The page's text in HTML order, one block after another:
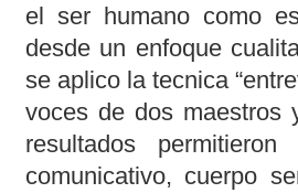
el ser humano como
desde un enfoque
se aplico la tecnica
voces de dos maestros
resultados
comunicativo, cuerpo